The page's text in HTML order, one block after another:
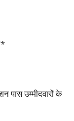
पास उम्मीदवारों के